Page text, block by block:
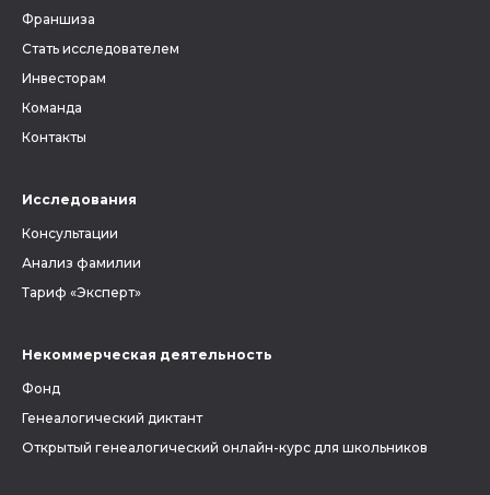
Франшиза
Стать исследователем
Инвесторам
Команда
Контакты
Исследования
Консультации
Анализ фамилии
Тариф «Эксперт»
Некоммерческая деятельность
Фонд
Генеалогический диктант
Открытый генеалогический онлайн-курс для школьников